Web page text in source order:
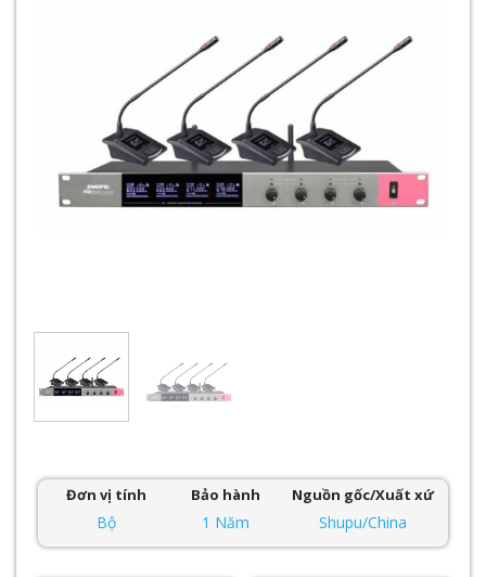
Đơn vị tính
Bộ
Bảo hành
1 Năm
Nguồn gốc/Xuất xứ
Shupu/China